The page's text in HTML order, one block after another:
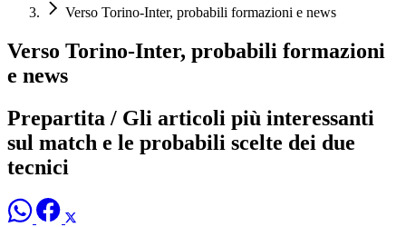
Verso Torino-Inter, probabili formazioni e news
Verso Torino-Inter, probabili formazioni
e news
Prepartita / Gli articoli più interessanti
sul match e le probabili scelte dei due
tecnici